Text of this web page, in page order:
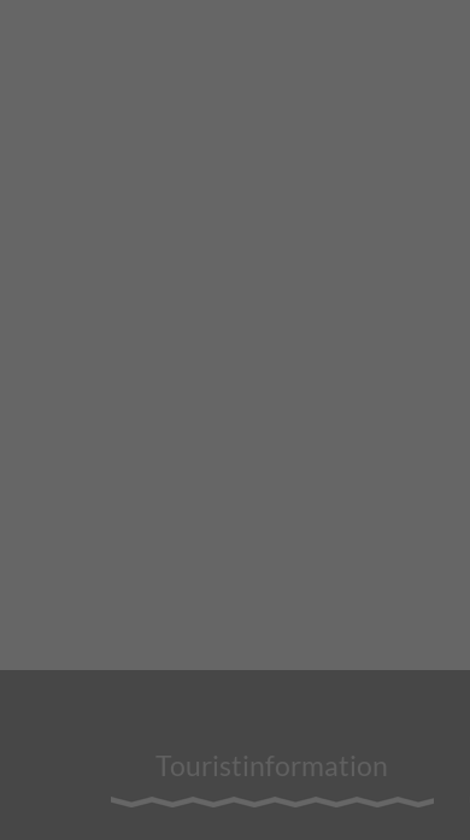
Touristinformation